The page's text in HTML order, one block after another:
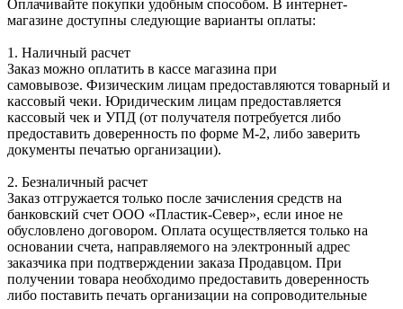
Оплачивайте покупки удобным способом. В интернет-
магазине доступны следующие варианты оплаты:
1. Наличный расчет
Заказ можно оплатить в кассе магазина при
самовывозе. Физическим лицам предоставляются товарный и
кассовый чеки. Юридическим лицам предоставляется
кассовый чек и УПД (от получателя потребуется либо
предоставить доверенность по форме М-2, либо заверить
документы печатью организации).
2. Безналичный расчет
Заказ отгружается только после зачисления средств на
банковский счет ООО «Пластик-Север», если иное не
обусловлено договором. Оплата осуществляется только на
основании счета, направляемого на электронный адрес
заказчика при подтверждении заказа Продавцом. При
получении товара необходимо предоставить доверенность
либо поставить печать организации на сопроводительные